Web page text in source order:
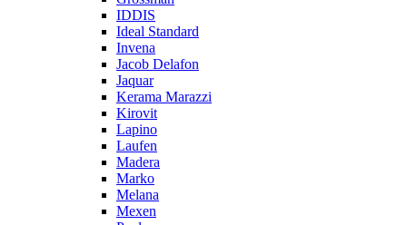
IDDIS
Ideal Standard
Invena
Jacob Delafon
Jaquar
Kerama Marazzi
Kirovit
Lapino
Laufen
Madera
Marko
Melana
Mexen